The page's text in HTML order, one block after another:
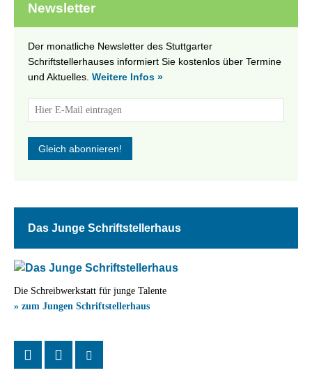
Newsletter
Der monatliche Newsletter des Stuttgarter
Schriftstellerhauses informiert Sie kostenlos über Termine
und Aktuelles. Weitere Infos »
Das Junge Schriftstellerhaus
Die Schreibwerkstatt für junge Talente
» zum Jungen Schriftstellerhaus